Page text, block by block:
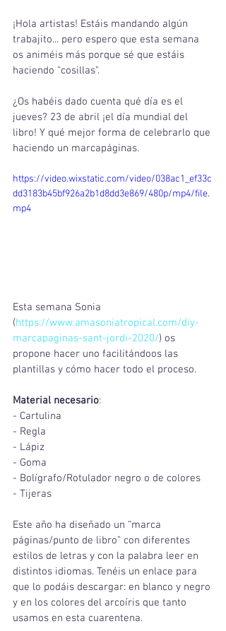
¡Hola artistas! Estáis mandando algún
trabajito... pero espero que esta semana
os animéis más porque sé que estáis
haciendo "cosillas".
¿Os habéis dado cuenta qué día es el
jueves? 23 de abril ¡el día mundial del
libro! Y qué mejor forma de celebrarlo que
haciendo un marcapáginas.
https://video.wixstatic.com/video/038ac1_ef33c
dd3183b45bf926a2b1d8dd3e869/480p/mp4/file.
mp4
Esta semana Sonia
(https://www.amasoniatropical.com/diy-
marcapaginas-sant-jordi-2020/) os
propone hacer uno facilitándoos las
plantillas y cómo hacer todo el proceso.
Material necesario:
- Cartulina
- Regla
- Lápiz
- Goma
- Bolígrafo/Rotulador negro o de colores
- Tijeras
Este año ha diseñado un “marca
páginas/punto de libro” con diferentes
estilos de letras y con la palabra leer en
distintos idiomas. Tenéis un enlace para
que lo podáis descargar: en blanco y negro
y en los colores del arcoíris que tanto
usamos en esta cuarentena.